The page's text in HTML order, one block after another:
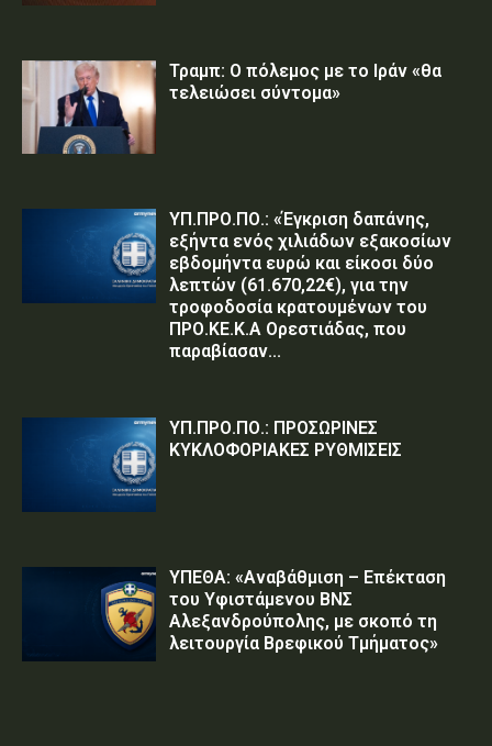
Τραμπ: Ο πόλεμος με το Ιράν «θα
τελειώσει σύντομα»
ΥΠ.ΠΡΟ.ΠΟ.: «Έγκριση δαπάνης,
εξήντα ενός χιλιάδων εξακοσίων
εβδομήντα ευρώ και είκοσι δύο
λεπτών (61.670,22€), για την
τροφοδοσία κρατουμένων του
ΠΡΟ.ΚΕ.Κ.Α Ορεστιάδας, που
παραβίασαν...
ΥΠ.ΠΡΟ.ΠΟ.: ΠΡΟΣΩΡΙΝΕΣ
ΚΥΚΛΟΦΟΡΙΑΚΕΣ ΡΥΘΜΙΣΕΙΣ
ΥΠΕΘΑ: «Αναβάθμιση – Επέκταση
του Υφιστάμενου ΒΝΣ
Αλεξανδρούπολης, με σκοπό τη
λειτουργία Βρεφικού Τμήματος»